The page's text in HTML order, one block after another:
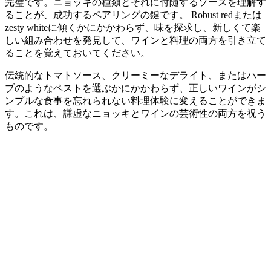
完璧です。ニョッキの種類とそれに付随するソースを理解す
ることが、成功するペアリングの鍵です。 Robust redまたは
zesty whiteに傾くかにかかわらず、味を探求し、新しくて楽
しい組み合わせを発見して、ワインと料理の両方を引き立て
ることを覚えておいてください。
伝統的なトマトソース、クリーミーなデライト、またはハー
ブのようなペストを選ぶかにかかわらず、正しいワインがシ
ンプルな食事を忘れられない料理体験に変えることができま
す。これは、謙虚なニョッキとワインの芸術性の両方を祝う
ものです。